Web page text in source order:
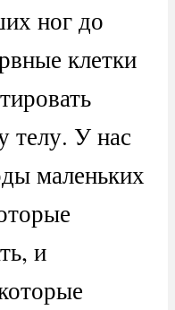
ног до
клетки
телу. У нас
маленьких
и